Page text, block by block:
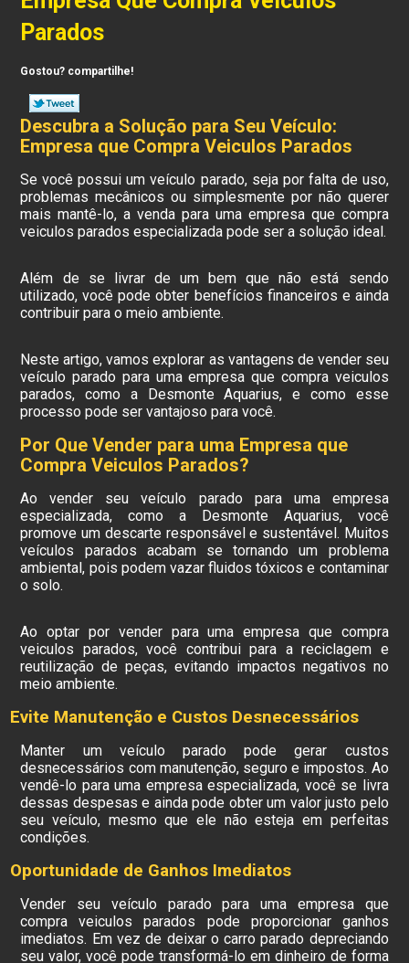
Parados
Gostou? compartilhe!
Descubra a Solução para Seu Veículo:
Empresa que Compra Veiculos Parados
Se você possui um veículo parado, seja por falta de uso,
problemas mecânicos ou simplesmente por não querer
mais mantê-lo, a venda para uma empresa que compra
veiculos parados especializada pode ser a solução ideal.
Além de se livrar de um bem que não está sendo
utilizado, você pode obter benefícios financeiros e ainda
contribuir para o meio ambiente.
Neste artigo, vamos explorar as vantagens de vender seu
veículo parado para uma empresa que compra veiculos
parados, como a Desmonte Aquarius, e como esse
processo pode ser vantajoso para você.
Por Que Vender para uma Empresa que
Compra Veiculos Parados?
Ao vender seu veículo parado para uma empresa
especializada, como a Desmonte Aquarius, você
promove um descarte responsável e sustentável. Muitos
veículos parados acabam se tornando um problema
ambiental, pois podem vazar fluidos tóxicos e contaminar
o solo.
Ao optar por vender para uma empresa que compra
veiculos parados, você contribui para a reciclagem e
reutilização de peças, evitando impactos negativos no
meio ambiente.
Evite Manutenção e Custos Desnecessários
Manter um veículo parado pode gerar custos
desnecessários com manutenção, seguro e impostos. Ao
vendê-lo para uma empresa especializada, você se livra
dessas despesas e ainda pode obter um valor justo pelo
seu veículo, mesmo que ele não esteja em perfeitas
condições.
Oportunidade de Ganhos Imediatos
Vender seu veículo parado para uma empresa que
compra veiculos parados pode proporcionar ganhos
imediatos. Em vez de deixar o carro parado depreciando
seu valor, você pode transformá-lo em dinheiro de forma